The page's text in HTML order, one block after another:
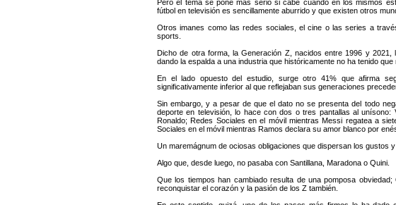
Pero el tema se pone más serio si cabe cuando en los mismos
fútbol en televisión es sencillamente aburrido y que existen otros
Otros imanes como las redes sociales, el cine o las series a
sports.
Dicho de otra forma, la Generación Z, nacidos entre 1996 y
dando la espalda a una industria que históricamente no ha tenido
En el lado opuesto del estudio, surge otro 41% que afirma
significativamente inferior al que reflejaban sus generaciones
Sin embargo, y a pesar de que el dato no se presenta del todo
deporte en televisión, lo hace con dos o tres pantallas al
Ronaldo; Redes Sociales en el móvil mientras Messi regatea a
Sociales en el móvil mientras Ramos declara su amor blanco por
Un maremágnum de ociosas obligaciones que dispersan los gustos
Algo que, desde luego, no pasaba con Santillana, Maradona o Quini.
Que los tiempos han cambiado resulta de una pomposa
reconquistar el corazón y la pasión de los Z también.